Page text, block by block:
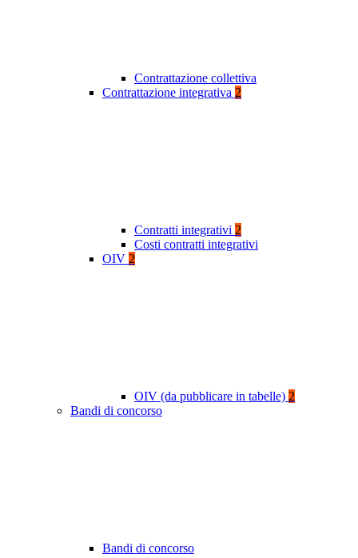
Contrattazione collettiva
Contrattazione integrativa 2
Contratti integrativi 2
Costi contratti integrativi
OIV 2
OIV (da pubblicare in tabelle) 2
Bandi di concorso
Bandi di concorso